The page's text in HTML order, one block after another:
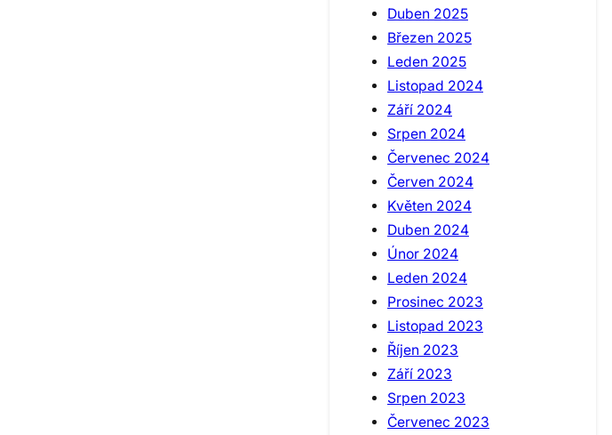
Duben 2025
Březen 2025
Leden 2025
Listopad 2024
Září 2024
Srpen 2024
Červenec 2024
Červen 2024
Květen 2024
Duben 2024
Únor 2024
Leden 2024
Prosinec 2023
Listopad 2023
Říjen 2023
Září 2023
Srpen 2023
Červenec 2023